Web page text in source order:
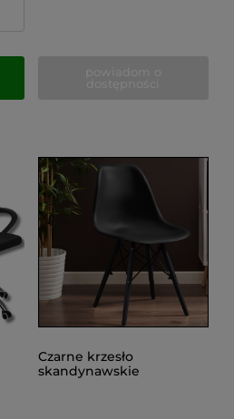
Czarne krzesło
skandynawskie